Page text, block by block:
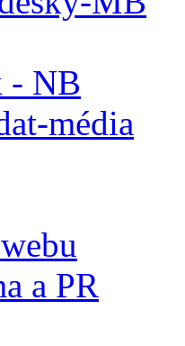
- NB
média
a PR